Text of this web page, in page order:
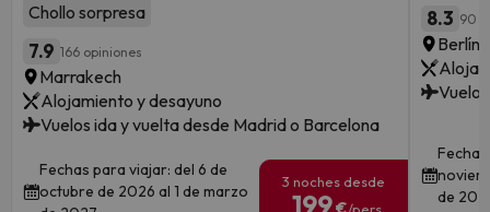
Chollo sorpresa
7.9 166 opiniones
Marrakech
Alojamiento y desayuno
Vuelos ida y vuelta desde Madrid o Barcelona
Fechas para viajar: del 6 de
octubre de 2026 al 1 de marzo
3 noches desde
199
8.3 90
Berlín
de